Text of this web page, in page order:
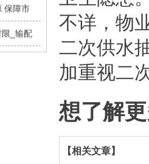
保障市
_输配
不详，物
二次供水
加重视二
想了解
【相关文章】